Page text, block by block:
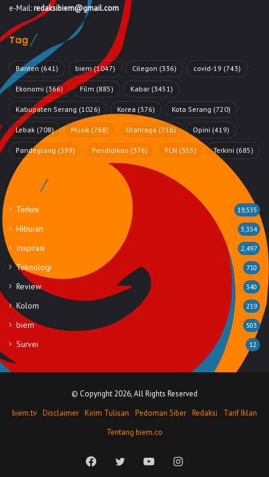
e-Mail:redaksibiem@gmail.com
Tag
Banten (641) biem(1047) Cilegon (336) covid-19 (743)
Ekonomi (366) Film (885) Kabar (3451)
Kabupaten Serang (1026) Korea (376) Kota Serang (720)
Lebak (708) Musik (768) Olahraga (716) Opini (419)
Pandeglang (399) Pendidikan (376) PLN (355) Terkini (685)
Rubrik
Terkini 19,535
Hiburan 3,354
Inspirasi 2,497
Teknologi 710
Review 340
Kolom 219
biem 503
Survei 12
© Copyright 2026, All Rights Reserved
biem.tv Disclaimer Kirim Tulisan Pedoman Siber Redaksi
Tarif Iklan
Tentang biem.co
FacebookTwitter YouTubeInstagram